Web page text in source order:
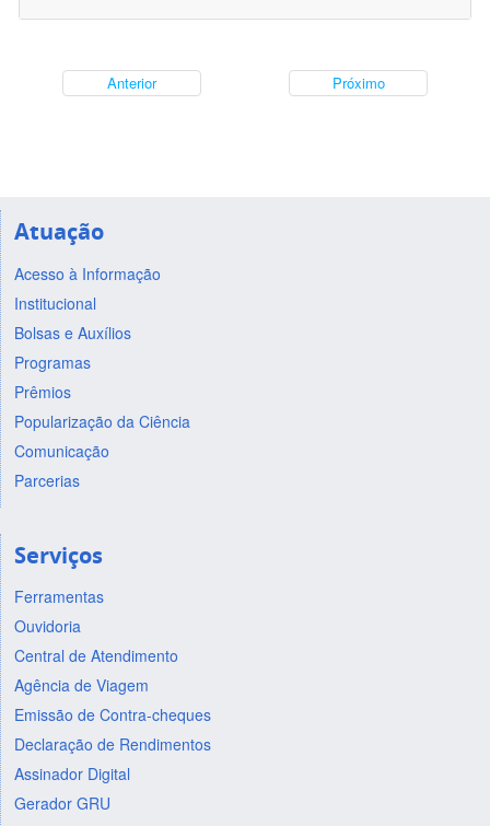
Anterior Próximo
Atuação
Acesso à Informação
Institucional
Bolsas e Auxílios
Programas
Prêmios
Popularização da Ciência
Comunicação
Parcerias
Serviços
Ferramentas
Ouvidoria
Central de Atendimento
Agência de Viagem
Emissão de Contra-cheques
Declaração de Rendimentos
Assinador Digital
Gerador GRU